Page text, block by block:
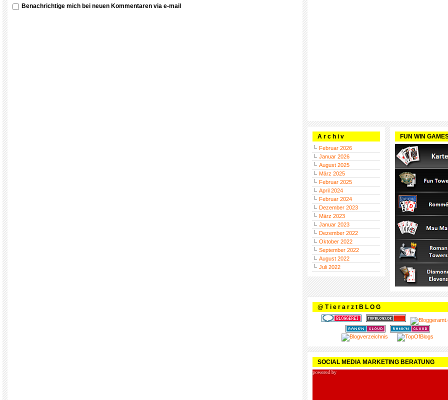
Benachrichtige mich bei neuen Kommentaren via e-mail
A r c h i v
Februar 2026
Januar 2026
August 2025
März 2025
Februar 2025
April 2024
Februar 2024
Dezember 2023
März 2023
Januar 2023
Dezember 2022
Oktober 2022
September 2022
August 2022
Juli 2022
FUN WIN
@ T i e r a r z t B L O G
SOCIAL MEDIA MARKETING BERATUNG